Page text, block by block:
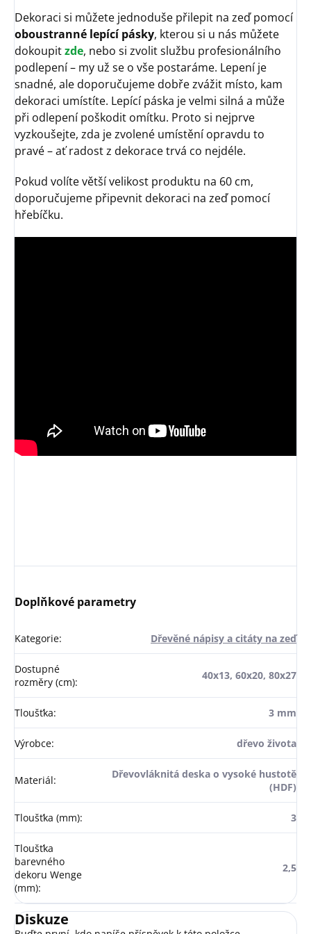
Dekoraci si můžete jednoduše přilepit na zeď pomocí
oboustranné lepící pásky, kterou si u nás můžete
dokoupitzde, nebo si zvolit službu profesionálního
podlepení – my už se o vše postaráme. Lepení je
snadné, ale doporučujeme dobře zvážit místo, kam
dekoraci umístíte. Lepící páska je velmi silná a může
při odlepení poškodit omítku. Proto si nejprve
vyzkoušejte, zda je zvolené umístění opravdu to
pravé – ať radost z dekorace trvá co nejdéle.
Pokud volíte větší velikost produktu na 60 cm,
doporučujeme připevnit dekoraci na zeď pomocí
hřebíčku.
Doplňkové parametry
Kategorie: Dřevěné nápisy a citáty na zeď
Dostupné
rozměry (cm):
40x13, 60x20, 80x27
Tloušťka: 3 mm
Výrobce: dřevo života
Materiál:
Dřevovláknitá deska o vysoké hustotě
(HDF)
Tloušťka (mm): 3
Tloušťka
barevného
dekoru Wenge
(mm):
2,5
Diskuze